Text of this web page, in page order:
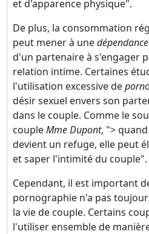
et d'apparence physique".
De plus, la consommation
peut mener à unedépendance
d'un partenaire à s'engager
relation intime. Certaines
l'utilisation excessive de
désir sexuel envers son
dans le couple. Comme le
coupleMme Dupont, ">
devient un refuge, elle peut
et saper l'intimité du couple".
Cependant, il est important
pornographie n'a pas
la vie de couple. Certains
l'utiliser ensemble de